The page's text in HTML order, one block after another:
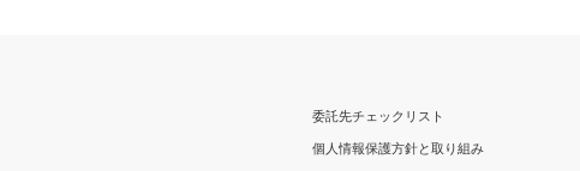
委託先チェックリスト
個人情報保護方針と取り組み